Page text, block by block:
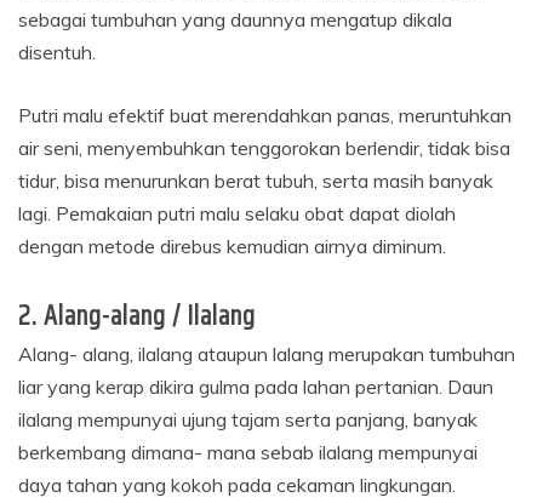
sebagai tumbuhan yang daunnya mengatup dikala
disentuh.
Putri malu efektif buat merendahkan panas, meruntuhkan
air seni, menyembuhkan tenggorokan berlendir, tidak bisa
tidur, bisa menurunkan berat tubuh, serta masih banyak
lagi. Pemakaian putri malu selaku obat dapat diolah
dengan metode direbus kemudian airnya diminum.
2. Alang-alang / Ilalang
Alang- alang, ilalang ataupun lalang merupakan tumbuhan
liar yang kerap dikira gulma pada lahan pertanian. Daun
ilalang mempunyai ujung tajam serta panjang, banyak
berkembang dimana- mana sebab ilalang mempunyai
daya tahan yang kokoh pada cekaman lingkungan.